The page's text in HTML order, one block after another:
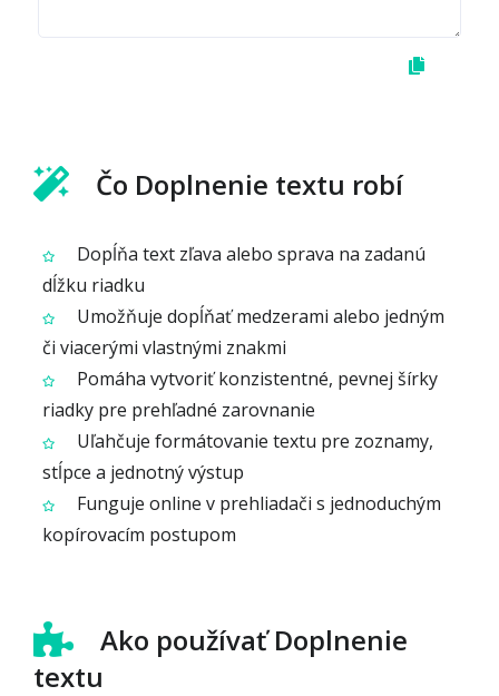
Čo Doplnenie textu robí
Dopĺňa text zľava alebo sprava na zadanú
dĺžku riadku
Umožňuje dopĺňať medzerami alebo jedným
či viacerými vlastnými znakmi
Pomáha vytvoriť konzistentné, pevnej šírky
riadky pre prehľadné zarovnanie
Uľahčuje formátovanie textu pre zoznamy,
stĺpce a jednotný výstup
Funguje online v prehliadači s jednoduchým
kopírovacím postupom
Ako používať Doplnenie
textu